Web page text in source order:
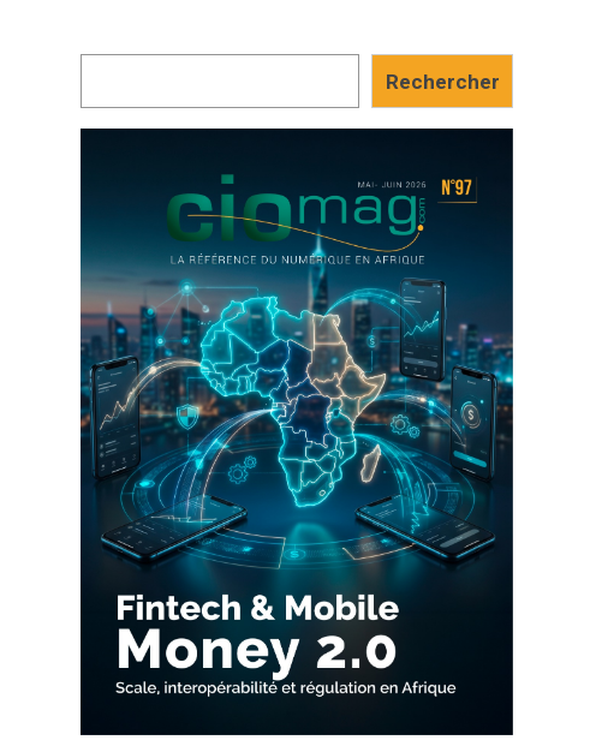
Rechercher